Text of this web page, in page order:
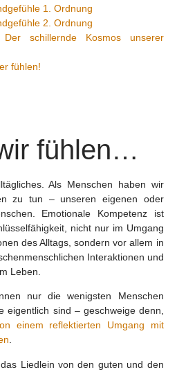
1. Ordnung
2. Ordnung
schillernde Kosmos unserer
fühlen!
fühlen…
Als Menschen haben wir
zu tun – unseren eigenen oder
Emotionale Kompetenz ist
nicht nur im Umgang
des Alltags, sondern vor allem in
Interaktionen und
Leben.
nur die wenigsten Menschen
eigentlich sind – geschweige denn,
einem reflektierten Umgang mit
.
Liedlein von den guten und den